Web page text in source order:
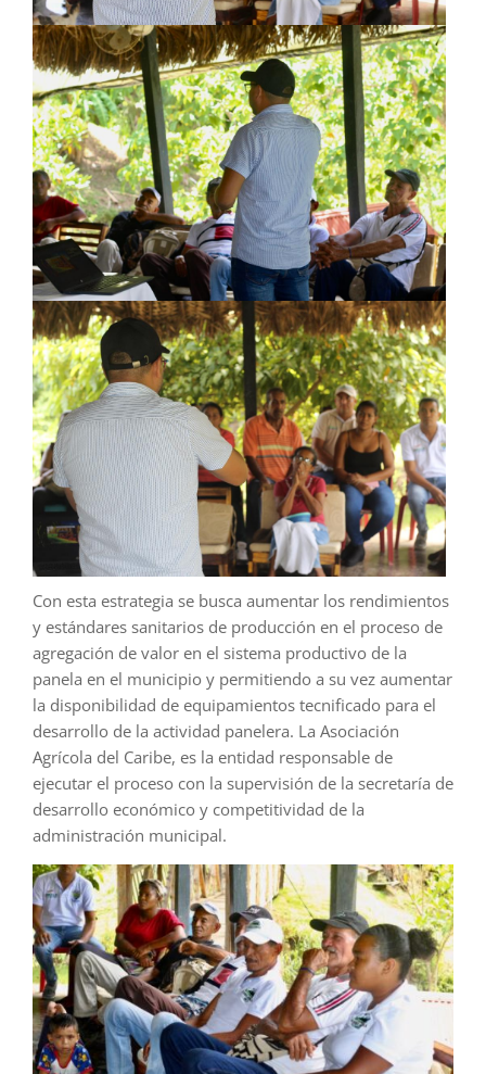
Con esta estrategia se busca aumentar los rendimientos
y estándares sanitarios de producción en el proceso de
agregación de valor en el sistema productivo de la
panela en el municipio y permitiendo a su vez aumentar
la disponibilidad de equipamientos tecnificado para el
desarrollo de la actividad panelera. La Asociación
Agrícola del Caribe, es la entidad responsable de
ejecutar el proceso con la supervisión de la secretaría de
desarrollo económico y competitividad de la
administración municipal.